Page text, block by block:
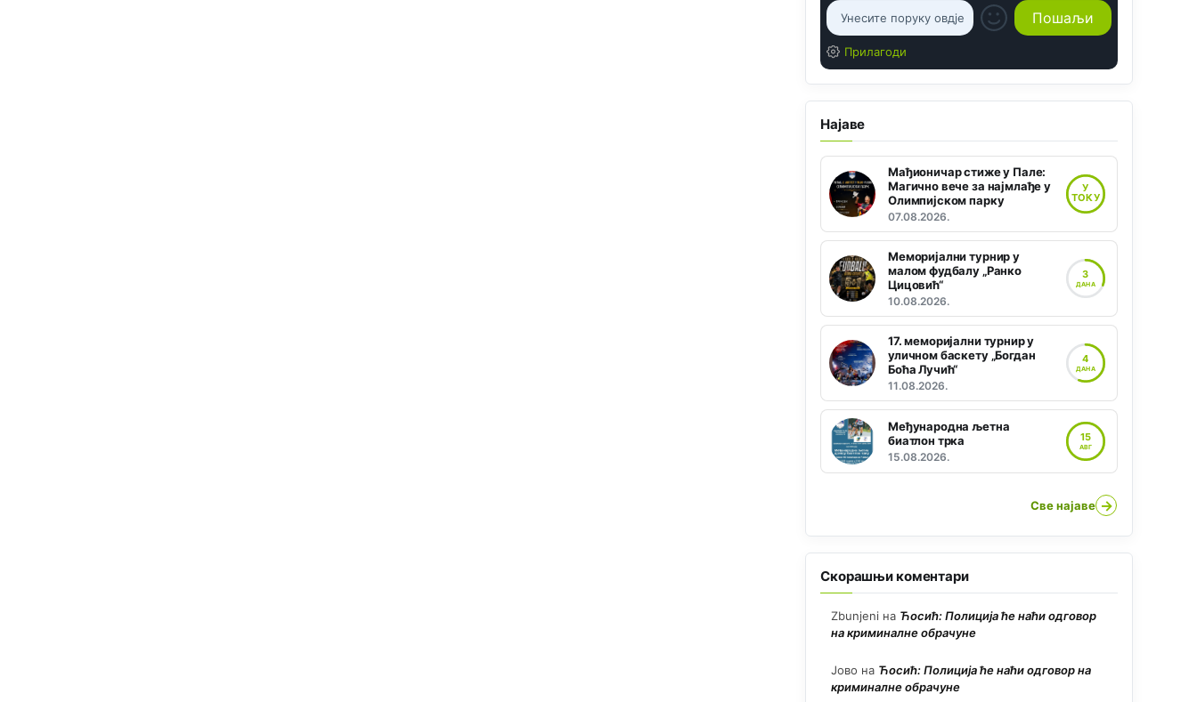
Прилагоди
Најаве
Мађионичар стиже у Пале:
Магично вече за најмлађе у
Олимпијском парку
07.08.2026.
У
ТОКУ
Меморијални турнир у
малом фудбалу „Ранко
Цицовић“
10.08.2026.
3
ДАНА
17. меморијални турнир у
уличном баскету „Богдан
Боћа Лучић“
11.08.2026.
4
ДАНА
Међународна љетна
биатлон трка
15.08.2026.
15
АВГ
Све најаве →
Скорашњи коментари
Zbunjeni на Ћосић: Полиција ће наћи одговор
на криминалне обрачуне
Јово на Ћосић: Полиција ће наћи одговор на
криминалне обрачуне